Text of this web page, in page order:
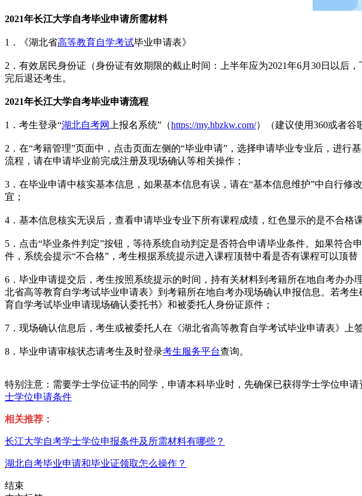
2021年长江大学自考毕业申请所需材料
1．《湖北省高等教育自学考试毕业申请表》
2．有效居民身份证（身份证有效期限的截止时间：上半年应为2021年6月30日以后
完后退还考生。
2021年长江大学自考毕业申请流程
1．考生登录“湖北自考网 上报名系统”（https://my.hbzkw.com/）（建议使用360或者谷
2．在“考籍管理”页面中，点击页面左侧的“毕业申请”，选择申请毕业专业后，进
流程，请在申请毕业前完成注册及现场确认等相关操作；
3．在毕业申请中核实基本信息，如果基本信息有误，请在“基本信息维护”中自行
宜；
4．基本信息核实无误后，查看申请毕业专业下所有课程成绩，红色显示的是不合格
5．点击“毕业条件判定”按钮，等待系统自动判定是否符合申请毕业条件。如果符
件，系统会提示“不合格”，考生根据系统提示进入课程顶替中看是否有课程可以顶
6．毕业申请提交后，考生按照系统提示的时间，持有关材料到考籍所在地自考办
北省高等教育自学考试毕业申请表》到考籍所在地自考办现场确认申报信息。若考
育自学考试毕业申请现场确认委托书》和被委托人身份证原件；
7．现场确认信息后，考生或被委托人在《湖北省高等教育自学考试毕业申请表》上
8．毕业申请审核状态请考生及时登录考生服务平台查询。
特别注意：需要学士学位证书的同学，申请本科毕业时，先确保已获得学士学位申
士学位申请条件
相关推荐：
长江大学自考学士学位申报条件及所需材料有哪些？
湖北自考毕业申请和毕业证领取怎么操作？
结束